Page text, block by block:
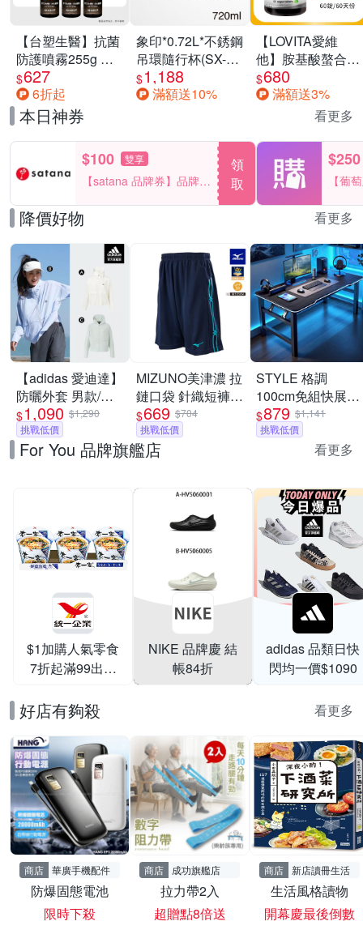
【台塑生醫】抗菌
防護噴霧255g 三
入組
$627
6折起
象印*0.72L*不銹鋼
吊環隨行杯(SX-
LA72H)
$1,188
滿額送10%
【LOVITA愛維
他】胺基酸螯合鋅
x2瓶30mg素食錠
(鋅錠)
$680
滿額送3%
本日神券 看更多
$100 雙享
【satana 品牌券】品牌週
一件折$100
領
取
$250
【葡
品滿
降價好物 看更多
【adidas 愛迪達】
防曬外套 男款/女
款 (多款任選)
$1,090 $1,290
挑戰低價
MIZUNO美津濃 拉
鏈口袋 針織短褲
_32TBC533xx
$669 $704
挑戰低價
STYLE 格調
100cm免組快展
Inferno-X 戰影電
競桌/折疊桌/電腦
桌/書桌/辦公桌/學
$879 $1,141
挑戰低價
For You 品牌旗艦店 看更多
$1加購人氣零食
7折起滿99出貨
NIKE 品牌慶 結
帳84折
adidas 品類日快
閃均一價$1090
好店有夠殺 看更多
商店 華廣手機配件
防爆固態電池
限時下殺
商店 成功旗艦店
拉力帶2入
超贈點8倍送
商店 新店讀冊生活
生活風格讀物
開幕慶最後倒數